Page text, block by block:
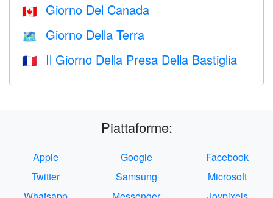
🇨🇦 Giorno Del Canada
🗺️ Giorno Della Terra
🇫🇷 Il Giorno Della Presa Della Bastiglia
Piattaforme:
Apple Google
Facebook
Twitter
Samsung
Microsoft